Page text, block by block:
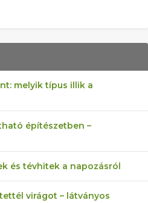
melyik típus illik a
építészetben –
és tévhitek a napozásról
virágot – látványos